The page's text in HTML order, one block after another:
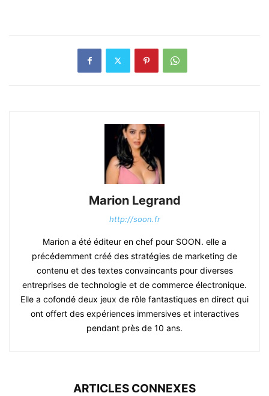
Marion Legrand
http://soon.fr
Marion a été éditeur en chef pour SOON. elle a
précédemment créé des stratégies de marketing de
contenu et des textes convaincants pour diverses
entreprises de technologie et de commerce électronique.
Elle a cofondé deux jeux de rôle fantastiques en direct qui
ont offert des expériences immersives et interactives
pendant près de 10 ans.
ARTICLES CONNEXES